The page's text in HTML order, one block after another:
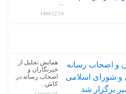
1404/12/24
همایش تجلیل از
خبرنگاران و
اصحاب رسانه در
کاش...